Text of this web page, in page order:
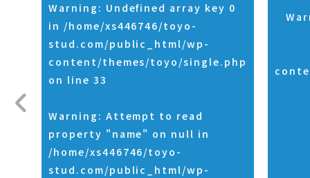
Warning : Undefined array key 0
in /home/xs446746/toyo-
stud.com/public_html/wp-
content/themes/toyo/single.php
on line 33
Warning : Attempt to read
property "name" on null in
/home/xs446746/toyo-
stud.com/public_html/wp-